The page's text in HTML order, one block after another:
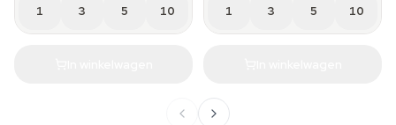
1 3 5 10 1 3 5 10